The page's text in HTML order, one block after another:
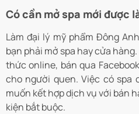
Có cần mở spa mới được
Làm đại lý mỹ phẩm Đông
bạn phải mở spa hay cửa
thức online, bán qua
cho người quen. Việc có spa
muốn kết hợp dịch vụ với bán
kiện bắt buộc.